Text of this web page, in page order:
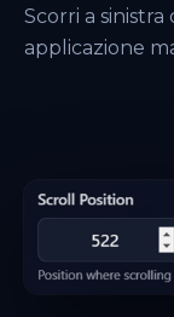
Scorri a
applicazione